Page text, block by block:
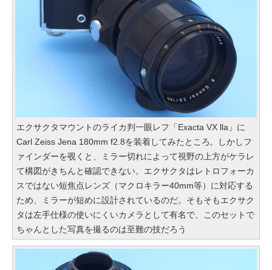
エクサクタマウントのライカ判一眼レフ「Exacta VX lla」に
Carl Zeiss Jena 180mm f2.8を装着してみたところ。しかしフ
ァインダーを覗くと、ミラー切れによって視野の上方がケラレ
て構図がきちんと確認できない。エクサクタはレトロフォーカ
スではない短焦点レンズ（マクロキラー40mm等）に対応する
ため、ミラーが短めに設計されているのだ。そもそもエクサク
タは左手仕様の使いにくいカメラとして有名で、このセットで
ちゃんとした写真を撮るのは至難の技だろう